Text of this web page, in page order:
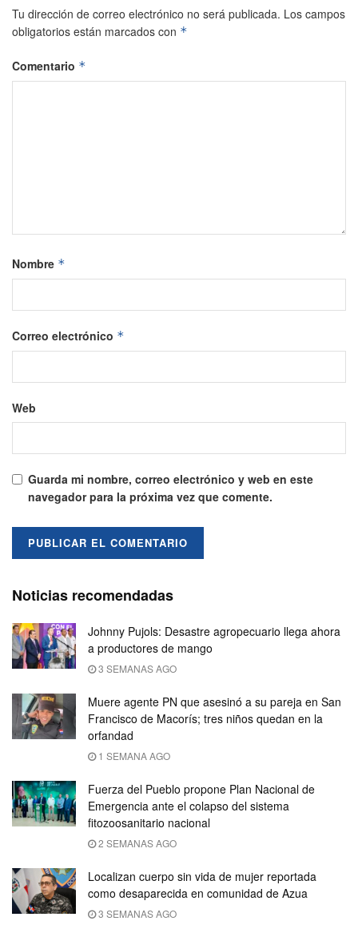
Tu dirección de correo electrónico no será publicada. Los campos
obligatorios están marcados con *
Comentario *
Nombre *
Correo electrónico *
Web
Guarda mi nombre, correo electrónico y web en este
navegador para la próxima vez que comente.
Noticias recomendadas
Johnny Pujols: Desastre agropecuario llega ahora
a productores de mango
3 SEMANAS AGO
Muere agente PN que asesinó a su pareja en San
Francisco de Macorís; tres niños quedan en la
orfandad
1 SEMANA AGO
Fuerza del Pueblo propone Plan Nacional de
Emergencia ante el colapso del sistema
fitozoosanitario nacional
2 SEMANAS AGO
Localizan cuerpo sin vida de mujer reportada
como desaparecida en comunidad de Azua
3 SEMANAS AGO